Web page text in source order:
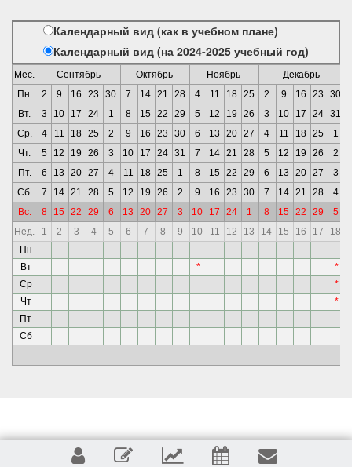
Календарный вид (как в учебном плане)
Календарный вид (на 2024-2025 учебный год)
Мес. Сентябрь Октябрь Ноябрь
Декабрь
Пн.
2 9 16 23 30 7 14 21 28 4 11 18 25 2 9 16 23 30
Вт.
3 10 17 24 1 8 15 22 29 5 12 19 26 3 10 17 24 31
Ср.
4 11 18 25 2 9 16 23 30 6 13 20 27 4 11 18 25 1
Чт.
5 12 19 26 3 10 17 24 31 7 14 21 28 5 12 19 26 2
Пт.
6 13 20 27 4 11 18 25 1 8 15 22 29 6 13 20 27 3
Сб.
7 14 21 28 5 12 19 26 2 9 16 23 30 7 14 21 28 4
Вс.
8 15 22 29 6 13 20 27 3 10 17 24 1 8 15 22 29 5
Нед.
1 2 3 4 5 6 7 8 9 10 11 12 13 14 15 16 17 18
Пн
Вт
*
*
Ср
*
Чт
*
Пт
Сб